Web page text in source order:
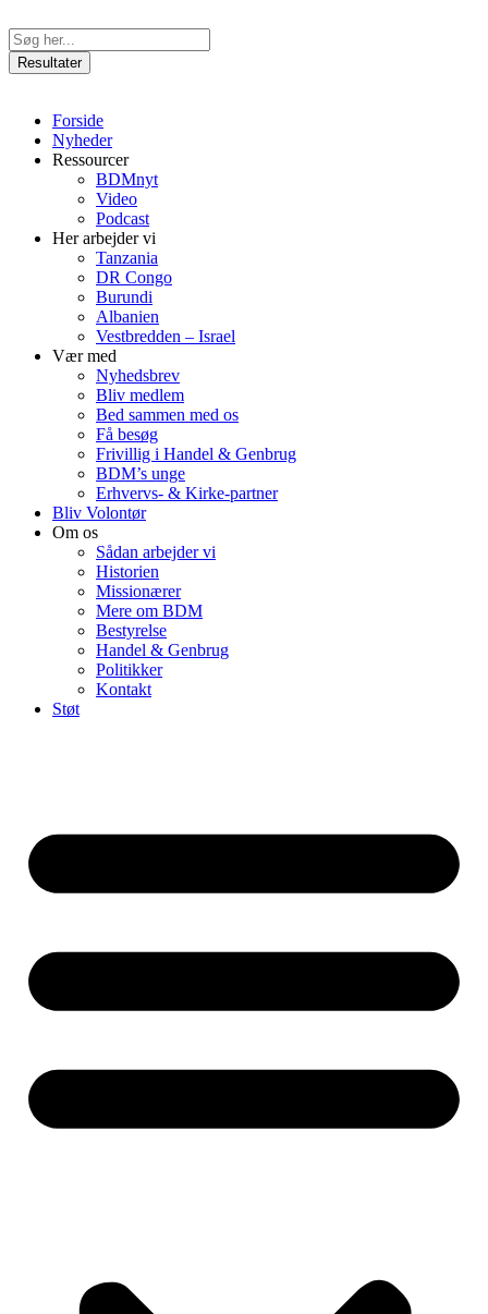
til
indhold
Search
...Resultater
Forside
Nyheder
Ressourcer
BDMnyt
Video
Podcast
Her arbejder vi
Tanzania
DR Congo
Burundi
Albanien
Vestbredden – Israel
Vær med
Nyhedsbrev
Bliv medlem
Bed sammen med os
Få besøg
Frivillig i Handel & Genbrug
BDM’s unge
Erhvervs- & Kirke-partner
Bliv Volontør
Om os
Sådan arbejder vi
Historien
Missionærer
Mere om BDM
Bestyrelse
Handel & Genbrug
Politikker
Kontakt
Støt